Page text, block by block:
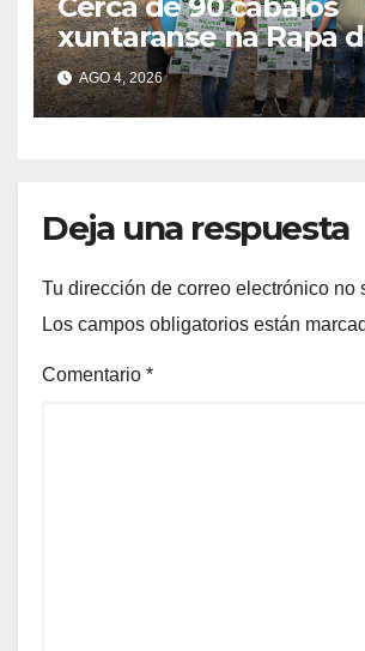
xuntaranse na Rapa
Bestas do Monte
fin de semana
AGO 4, 2026
Deja una respuesta
Tu dirección de correo electrónico no
Los campos obligatorios están
Comentario *